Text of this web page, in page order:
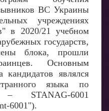
ВС Украины
учреждениях
в 2020/21 учебном
государств,
блока, прошли
Основным
кандидатов являлся
языка по
STANAG-6001
6001").